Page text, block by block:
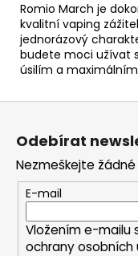
Romio March je
kvalitní vaping
jednorázový
budete moci užívat
úsilím a
Odebírat
Nezmeškejte
E-mail
Vložením e-mailu
ochrany osobních